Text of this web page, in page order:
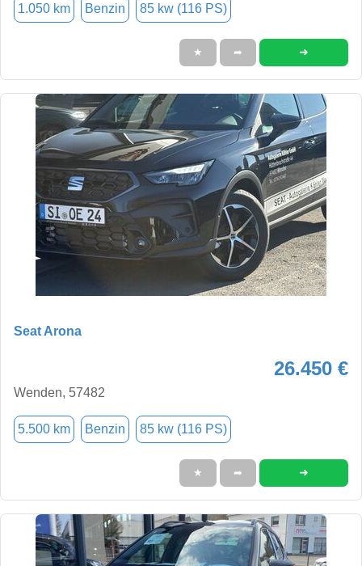
1.050 km Benzin 85 kw (116 PS)
★ ➦ ➜
Seat Arona
26.450 €
Wenden, 57482
5.500 km Benzin 85 kw (116 PS)
★ ➦ ➜